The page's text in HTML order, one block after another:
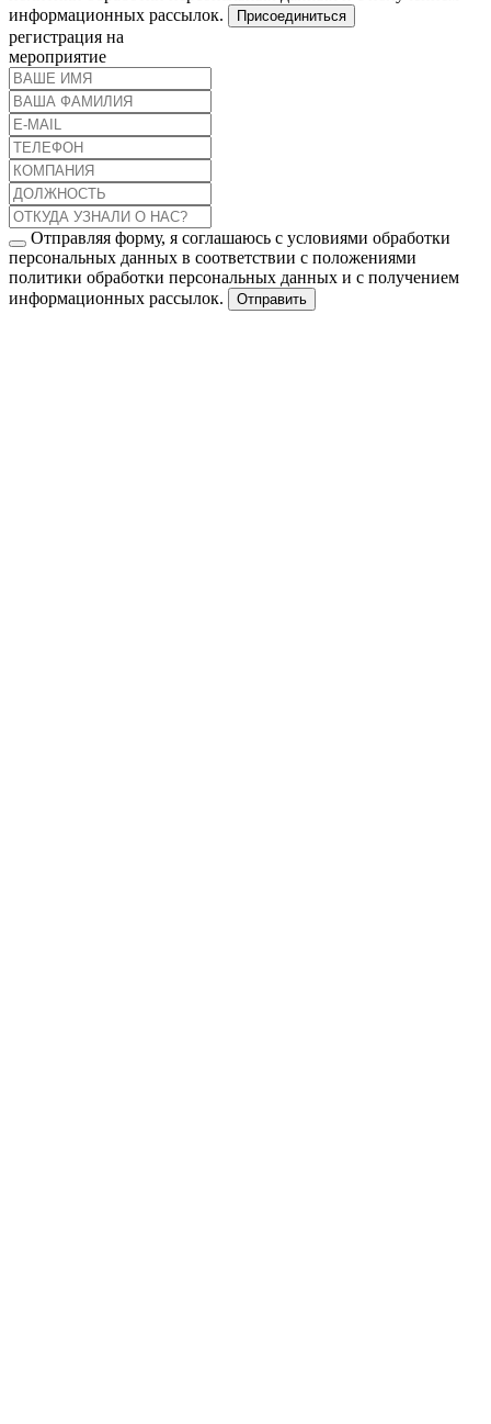
информационных рассылок.
Присоединиться
регистрация на
мероприятие
Отправляя форму, я соглашаюсь с условиями обработки
персональных данных в соответствии с положениями
политики обработки персональных данных и с получением
информационных рассылок.
Отправить